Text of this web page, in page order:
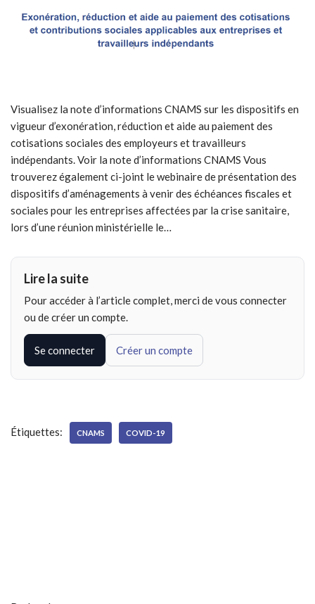
Visualisez la note d’informations CNAMS sur les dispositifs en
vigueur d’exonération, réduction et aide au paiement des
cotisations sociales des employeurs et travailleurs
indépendants. Voir la note d’informations CNAMS Vous
trouverez également ci-joint le webinaire de présentation des
dispositifs d’aménagements à venir des échéances fiscales et
sociales pour les entreprises affectées par la crise sanitaire,
lors d’une réunion ministérielle le…
Lire la suite
Pour accéder à l’article complet, merci de vous connecter
ou de créer un compte.
Se connecter Créer un compte
Étiquettes: CNAMS COVID-19